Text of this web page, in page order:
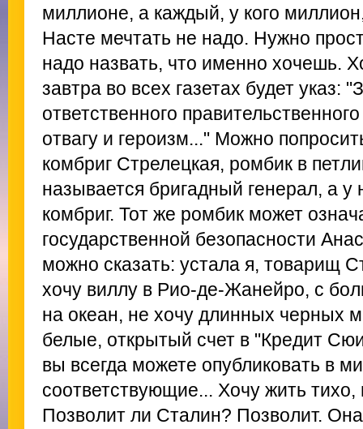
миллионе, а каждый, у кого
Насте мечтать не надо. Нужно
надо назвать, что именно хочешь.
завтра во всех газетах будет указ:
ответственного
отвагу и героизм..." Можно
комбриг Стрелецкая, ромбик в
называется бригадный генерал, а у
комбриг. Тот же ромбик может
государственной безопасности
можно сказать: устала я, товарищ
хочу виллу в Рио-де-Жанейро, с
на океан, не хочу длинных черных
белые, открытый счет в "Кредит
вы всегда можете опубликовать в
соответствующие... Хочу жить
Позволит ли Сталин? Позволит.